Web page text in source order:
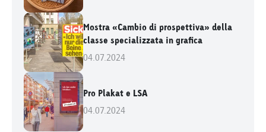
Mostra «Cambio di prospettiva» della
classe specializzata in grafica
04.07.2024
Pro Plakat e LSA
04.07.2024